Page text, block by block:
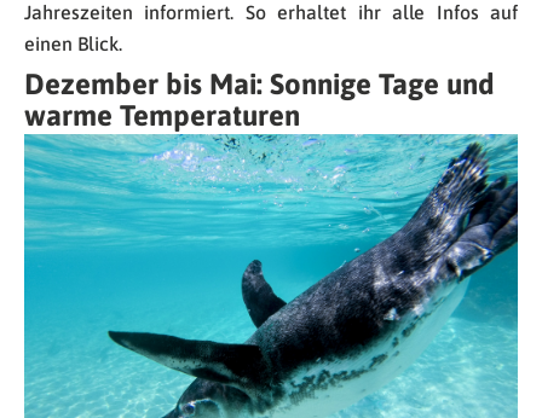
Jahreszeiten informiert. So erhaltet ihr alle Infos auf
einen Blick.
Dezember bis Mai: Sonnige Tage und
warme Temperaturen